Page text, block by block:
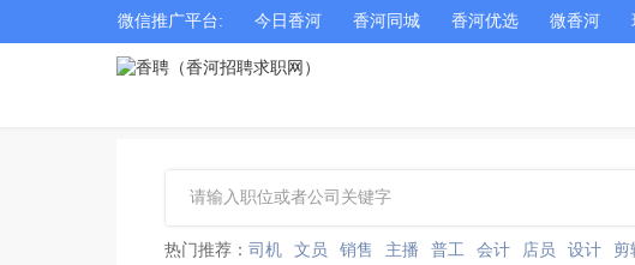
微信推广平台: 今日香河 香河同城 香河优选 微香河
热门推荐： 司机 文员 销售 主播 普工 会计 店员 设计 剪